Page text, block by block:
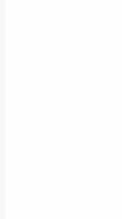
О внесении
О
Министров
по
О внесении